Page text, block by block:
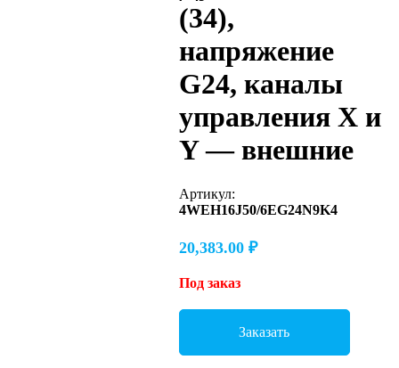
(34),
напряжение
G24, каналы
управления X и
Y — внешние
Артикул:
4WEH16J50/6EG24N9K4
20,383.00 ₽
Под заказ
Заказать